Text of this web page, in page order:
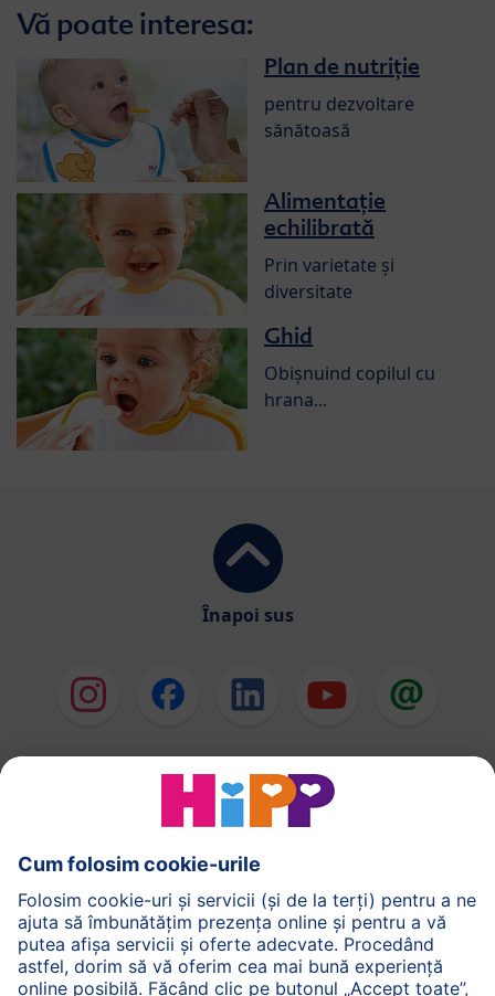
Vă poate interesa:
Plan de nutriție
pentru dezvoltare
sănătoasă
Alimentație
echilibrată
Prin varietate și
diversitate
Ghid
Obișnuind copilul cu
hrana...
Înapoi sus
HiPP Hrană pentru sugari
HiPP Hrană pentru copii mici
HiPP Îngrijirea pielii
HiPP Sarcină
Politica de Confidenţialitate
Termenii generali pentru utilizarea serviciilor noastre